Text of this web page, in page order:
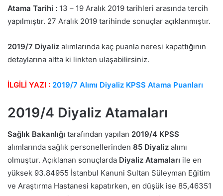
Atama Tarihi : 13 – 19 Aralık 2019 tarihleri arasında tercih
yapılmıştır. 27 Aralık 2019 tarihinde sonuçlar açıklanmıştır.
2019/7 Diyaliz alımlarında kaç puanla neresi kapattığının
detaylarına altta ki linkten ulaşabilirsiniz.
İLGİLİ YAZI : 2019/7 Alımı Diyaliz KPSS Atama Puanları
2019/4 Diyaliz Atamaları
Sağlık Bakanlığı tarafından yapılan 2019/4 KPSS
alımlarında sağlık personellerinden 85 Diyaliz alımı
olmuştur. Açıklanan sonuçlarda Diyaliz Atamaları ile en
yüksek 93.84955 İstanbul Kanuni Sultan Süleyman Eğitim
ve Araştırma Hastanesi kapatırken, en düşük ise 85,46351